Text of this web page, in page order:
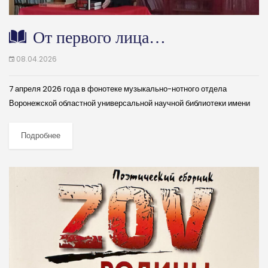
От первого лица…
08.04.2026
7 апреля 2026 года в фонотеке музыкально-нотного отдела
Воронежской областной универсальной научной библиотеки имени
России Андрея Авраменкова «По горящим следам. Хроника
Русской...
Подробнее